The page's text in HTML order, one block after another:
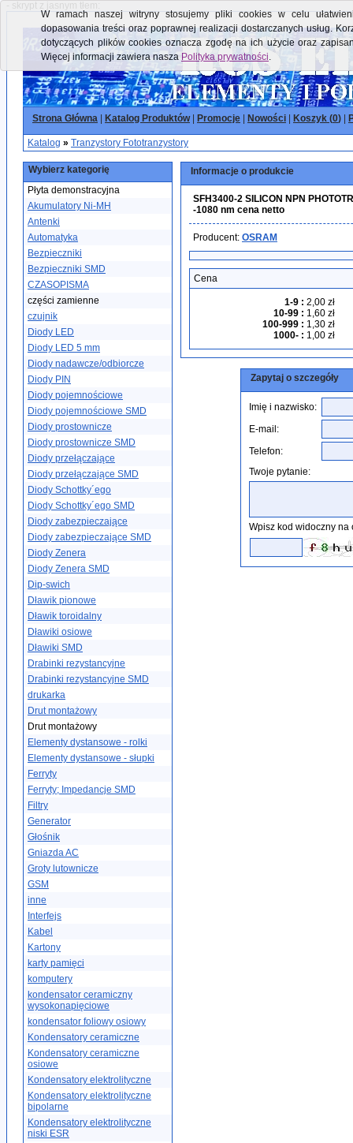
- skrypt z jasnym tłem:
Strona Główna Katalog Produktów| Promocje Nowości Koszyk (0)
Katalog » Tranzystory Fototranzystory
Wybierz kategorię
Płyta demonstracyjna
Akumulatory Ni-MH
Antenki
Automatyka
Bezpieczniki
Bezpieczniki SMD
CZASOPISMA
części zamienne
czujnik
Diody LED
Diody LED 5 mm
Diody nadawcze/odbiorcze
Diody PIN
Diody pojemnościowe
Diody pojemnościowe SMD
Diody prostownicze
Diody prostownicze SMD
Diody przełączające
Diody przełączające SMD
Diody Schottky´ego
Diody Schottky´ego SMD
Diody zabezpieczające
Diody zabezpieczające SMD
Diody Zenera
Diody Zenera SMD
Dip-swich
Dławik pionowe
Dławik toroidalny
Dławiki osiowe
Dławiki SMD
Drabinki rezystancyjne
Drabinki rezystancyjne SMD
drukarka
Drut montażowy
Drut montażowy
Elementy dystansowe - rolki
Elementy dystansowe - słupki
Ferryty
Ferryty; Impedancje SMD
Filtry
Generator
Głośnik
Gniazda AC
Groty lutownicze
GSM
inne
Interfejs
Kabel
Kartony
karty pamięci
komputery
kondensator ceramiczny
wysokonapięciowe
kondensator foliowy osiowy
Kondensatory ceramiczne
Kondensatory ceramiczne
osiowe
Kondensatory elektrolityczne
Kondensatory elektrolityczne
bipolarne
Kondensatory elektrolityczne
niski ESR
Informacje o produkcie
SFH3400-2 SILICON NPN
-1080 nm cena netto
Producent: OSRAM
Cena
1-9 : 2,00 zł
10-99 : 1,60 zł
100-999 : 1,30 zł
1000- : 1,00 zł
Zapytaj o szczegóły
Imię i nazwisko:
E-mail:
Telefon:
Twoje pytanie:
Wpisz kod widoczny na
W ramach naszej witryny stosujemy pliki cookies w celu
dopasowania treści oraz poprawnej realizacji dostarczanych usług.
dotyczących plików cookies oznacza zgodę na ich użycie oraz
Więcej informacji zawiera nasza Polityka prywatności.